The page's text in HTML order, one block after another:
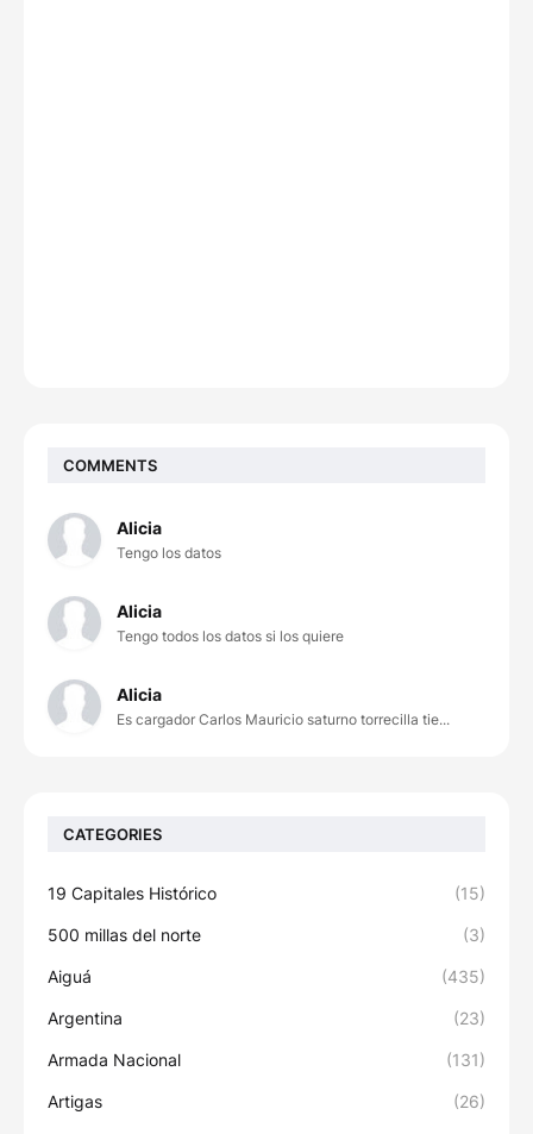
COMMENTS
Alicia
Tengo los datos
Alicia
Tengo todos los datos si los quiere
Alicia
Es cargador Carlos Mauricio saturno torrecilla tie...
CATEGORIES
19 Capitales Histórico (15)
500 millas del norte (3)
Aiguá (435)
Argentina (23)
Armada Nacional (131)
Artigas (26)